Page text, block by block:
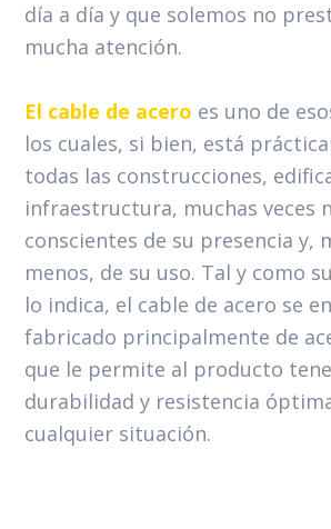
día a día y que solemos no
mucha atención.
El cable de acero es uno de
los cuales, si bien, está
todas las construcciones,
infraestructura, muchas veces
conscientes de su presencia y,
menos, de su uso. Tal y como
lo indica, el cable de acero se
fabricado principalmente de
que le permite al producto
durabilidad y resistencia
cualquier situación.